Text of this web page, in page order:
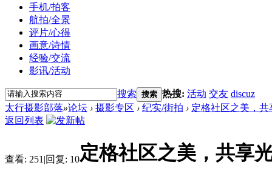
手机/拍客
航拍/全景
评片/心得
画意/诗情
经验/交流
影讯/活动
搜索 搜索 热搜: 活动 交友 discuz
太行摄影部落»论坛 › 摄影专区 › 纪实/街拍 › 定格社区之美，共
返回列表
查看: 251 |回复: 10定格社区之美，共享